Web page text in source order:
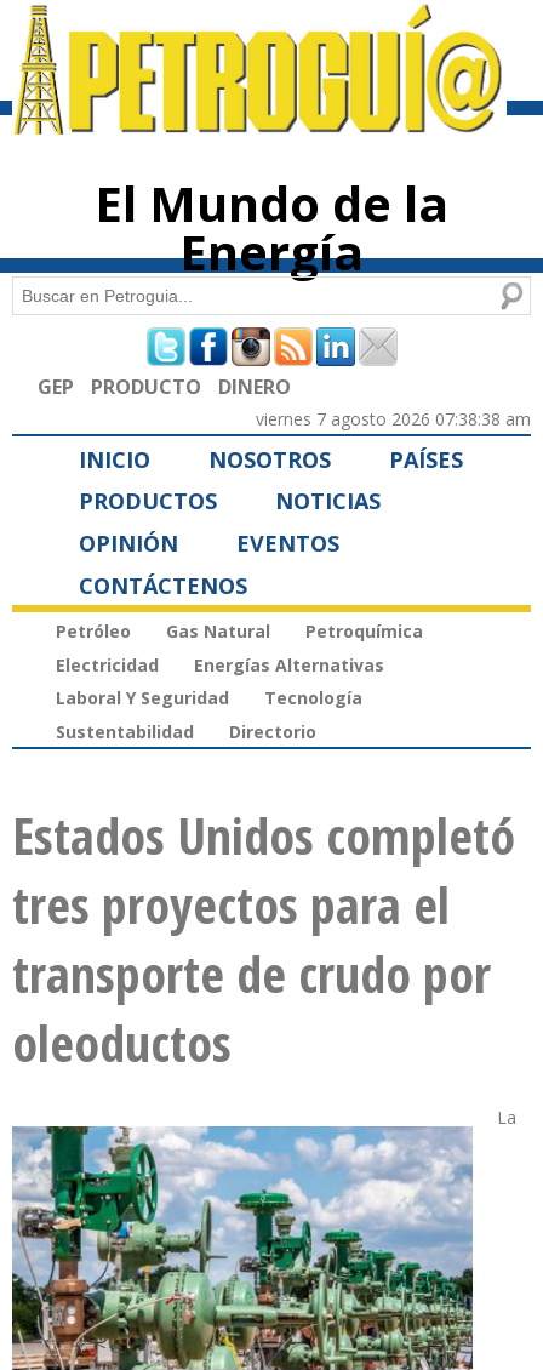
contenido
El Mundo de la
Energía
Formulario de búsqueda
Buscar
GEP PRODUCTO DINERO
viernes 7 agosto 2026 07:38:38 am
INICIO NOSOTROS
PAÍSES
PRODUCTOS
NOTICIAS
OPINIÓN
EVENTOS
CONTÁCTENOS
Petróleo Gas Natural
Petroquímica
Electricidad
Energías Alternativas
Laboral Y Seguridad
Tecnología
Sustentabilidad
Directorio
Estados Unidos completó
tres proyectos para el
transporte de crudo por
oleoductos
La